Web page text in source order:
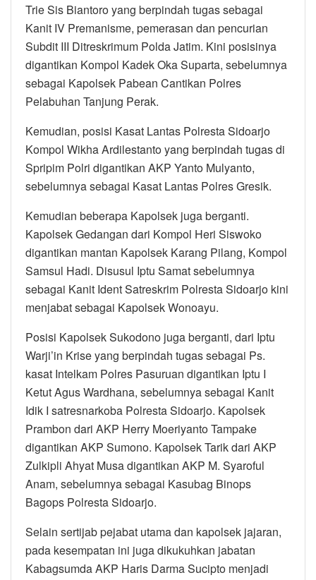
Trie Sis Biantoro yang berpindah tugas sebagai
Kanit IV Premanisme, pemerasan dan pencurian
Subdit III Ditreskrimum Polda Jatim. Kini posisinya
digantikan Kompol Kadek Oka Suparta, sebelumnya
sebagai Kapolsek Pabean Cantikan Polres
Pelabuhan Tanjung Perak.
Kemudian, posisi Kasat Lantas Polresta Sidoarjo
Kompol Wikha Ardilestanto yang berpindah tugas di
Spripim Polri digantikan AKP Yanto Mulyanto,
sebelumnya sebagai Kasat Lantas Polres Gresik.
Kemudian beberapa Kapolsek juga berganti.
Kapolsek Gedangan dari Kompol Heri Siswoko
digantikan mantan Kapolsek Karang Pilang, Kompol
Samsul Hadi. Disusul Iptu Samat sebelumnya
sebagai Kanit Ident Satreskrim Polresta Sidoarjo kini
menjabat sebagai Kapolsek Wonoayu.
Posisi Kapolsek Sukodono juga berganti, dari Iptu
Warji’in Krise yang berpindah tugas sebagai Ps.
kasat Intelkam Polres Pasuruan digantikan Iptu I
Ketut Agus Wardhana, sebelumnya sebagai Kanit
Idik I satresnarkoba Polresta Sidoarjo. Kapolsek
Prambon dari AKP Herry Moeriyanto Tampake
digantikan AKP Sumono. Kapolsek Tarik dari AKP
Zulkipli Ahyat Musa digantikan AKP M. Syaroful
Anam, sebelumnya sebagai Kasubag Binops
Bagops Polresta Sidoarjo.
Selain sertijab pejabat utama dan kapolsek jajaran,
pada kesempatan ini juga dikukuhkan jabatan
Kabagsumda AKP Haris Darma Sucipto menjadi